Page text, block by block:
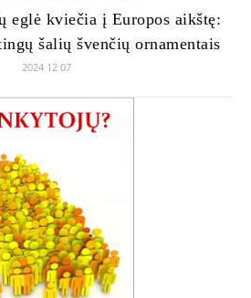
eglė kviečia į Europos aikštę:
šalių švenčių ornamentais
2024 12 07